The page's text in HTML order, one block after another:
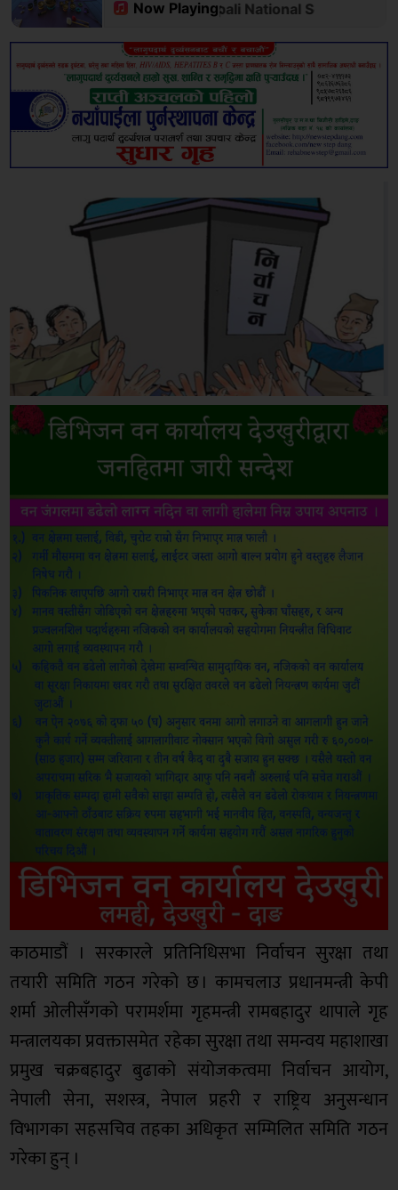
काठमाडौं । सरकारले प्रतिनिधिसभा निर्वाचन सुरक्षा तथा
तयारी समिति गठन गरेको छ । कामचलाउ प्रधानमन्त्री केपी
शर्मा ओलीसँगको परामर्शमा गृहमन्त्री रामबहादुर थापाले गृह
मन्त्रालयका प्रवक्तासमेत रहेका सुरक्षा तथा समन्वय महाशाखा
प्रमुख चक्रबहादुर बुढाको संयोजकत्वमा निर्वाचन आयोग,
नेपाली सेना, सशस्त्र, नेपाल प्रहरी र राष्ट्रिय अनुसन्धान
विभागका सहसचिव तहका अधिकृत सम्मिलित समिति गठन
गरेका हुन् ।